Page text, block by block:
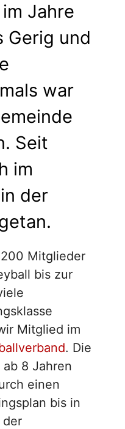
Jahre
Gerig und
war
Seit
im
der
Mitglieder
bis zur
Mitglied im
. Die
8 Jahren
einen
bis in
der